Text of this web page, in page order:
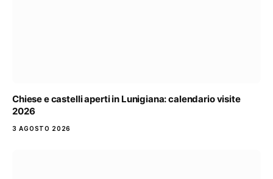
Chiese e castelli aperti in Lunigiana: calendario visite
2026
3 AGOSTO 2026